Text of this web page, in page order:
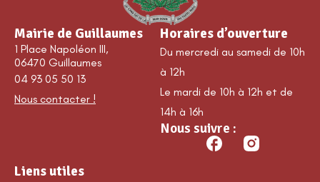
Mairie de Guillaumes
1 Place Napoléon III,
06470 Guillaumes
04 93 05 50 13
Nous contacter !
Horaires d’ouverture
Du mercredi au samedi de 10h
à 12h
Le mardi de 10h à 12h et de
14h à 16h
Nous suivre :
Liens utiles